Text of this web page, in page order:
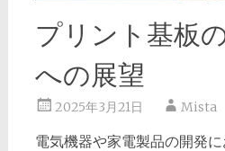
プリント基板
への展望
2025年3月21日 Mista
電気機器や家電製品の開発